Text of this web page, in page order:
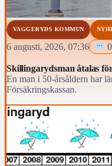
VAGGERYDS KOMMUN
6 augusti, 2026, 07:36 0
Skillingarydsman åtalas
En man i 50-årsåldern har
Försäkringskassan.